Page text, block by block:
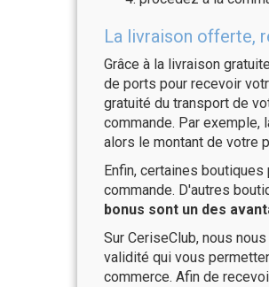
La livraison offerte,
Grâce à la livraison
de ports pour recevoir
gratuité du transport de
commande. Par
alors le montant de votre
Enfin, certaines
commande. D'autres
bonus sont un des
Sur CeriseClub, nous
validité qui vous
commerce. Afin de